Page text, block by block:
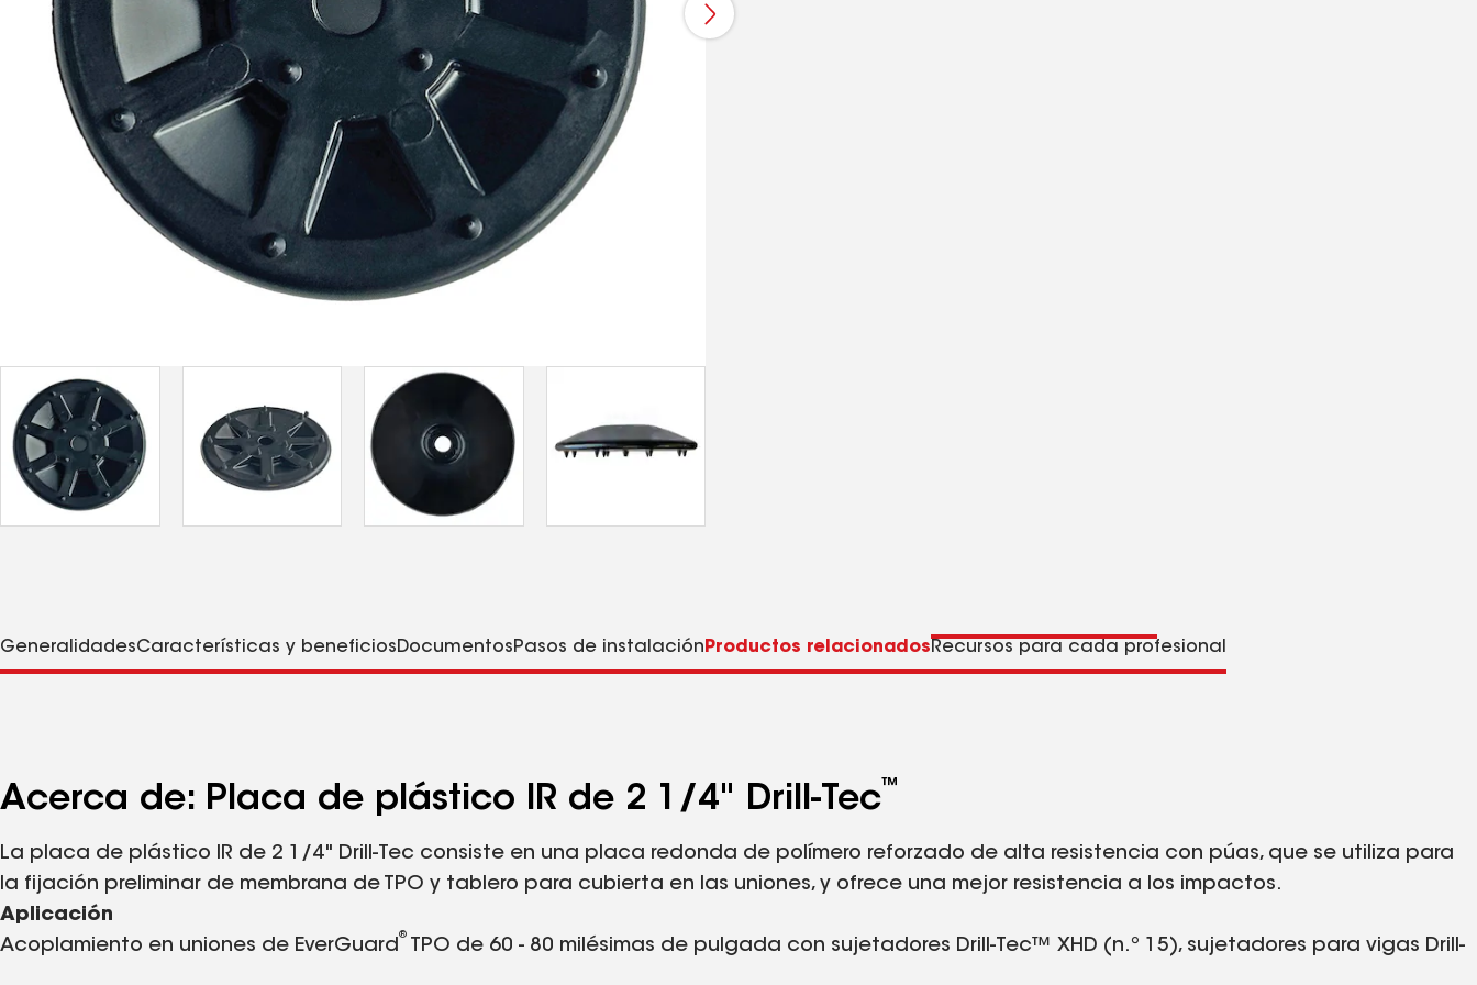
GeneralidadesCaracterísticas y beneficiosDocumentosPasos de instalación Productos relacionadosRecursos para cada profesional
Acerca de: Placa de plástico IR de 2 1/4" Drill-Tec™
La placa de plástico IR de 2 1/4" Drill-Tec consiste en una placa redonda de polímero reforzado de alta resistencia con púas, que se utiliza para
la fijación preliminar de membrana de TPO y tablero para cubierta en las uniones, y ofrece una mejor resistencia a los impactos.
Aplicación
Acoplamiento en uniones de EverGuard
®
TPO de 60 - 80 milésimas de pulgada con sujetadores Drill-Tec™ XHD (n.º 15), sujetadores para vigas Drill-